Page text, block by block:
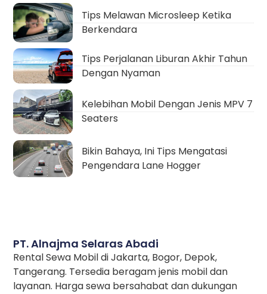
PT. Alnajma Selaras Abadi
Rental Sewa Mobil di Jakarta, Bogor, Depok,
Tangerang. Tersedia beragam jenis mobil dan
layanan. Harga sewa bersahabat dan dukungan
Tips Melawan Microsleep Ketika
Berkendara
Tips Perjalanan Liburan Akhir Tahun
Dengan Nyaman
Kelebihan Mobil Dengan Jenis MPV 7
Seaters
Bikin Bahaya, Ini Tips Mengatasi
Pengendara Lane Hogger